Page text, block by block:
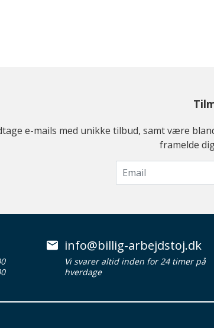
e-mails med unikke tilbud, samt være
framelde
info@billig-arbejdstoj.dk
Vi svarer altid inden for 24 timer på
hverdage